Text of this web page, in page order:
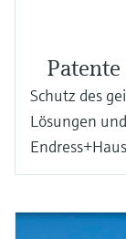
Schutz des
Lösungen